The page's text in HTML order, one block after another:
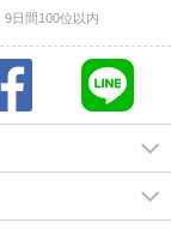
9日間100位以内